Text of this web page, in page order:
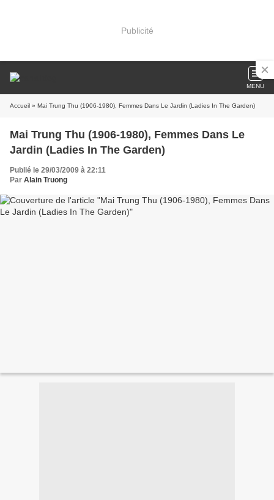
Publicité
MENU
Accueil » Mai Trung Thu (1906-1980), Femmes Dans Le Jardin (Ladies In The Garden)
Mai Trung Thu (1906-1980), Femmes Dans Le
Jardin (Ladies In The Garden)
Publié le 29/03/2009 à 22:11
Par Alain Truong